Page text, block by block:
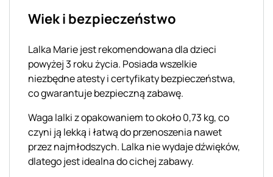
Wiek i bezpieczeństwo
Lalka Marie jest rekomendowana dla dzieci
powyżej 3 roku życia. Posiada wszelkie
niezbędne atesty i certyfikaty bezpieczeństwa,
co gwarantuje bezpieczną zabawę.
Waga lalki z opakowaniem to około 0,73 kg, co
czyni ją lekką i łatwą do przenoszenia nawet
przez najmłodszych. Lalka nie wydaje dźwięków,
dlatego jest idealna do cichej zabawy.